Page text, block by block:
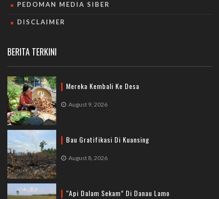
PEDOMAN MEDIA SIBER
DISCLAIMER
BERITA TERKINI
Mereka Kembali Ke Desa
August 9, 2026
Bau Gratifikasi Di Kuansing
August 8, 2026
“Api Dalam Sekam” Di Danau Lamo